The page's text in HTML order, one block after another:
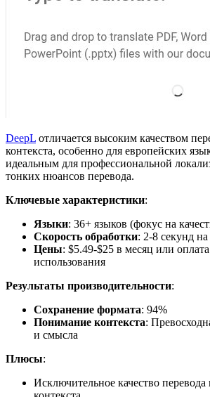
DeepL отличается высоким качеством
контекста, особенно для европейских
идеальным для профессиональной
тонких нюансов перевода.
Ключевые характеристики:
Языки: 36+ языков (фокус на
Скорость обработки: 2-8 секунд на
Цены: $5.49-$25 в месяц или
использования
Результаты производительности:
Сохранение формата: 94%
Понимание контекста:
и смысла
Плюсы:
Исключительное качество